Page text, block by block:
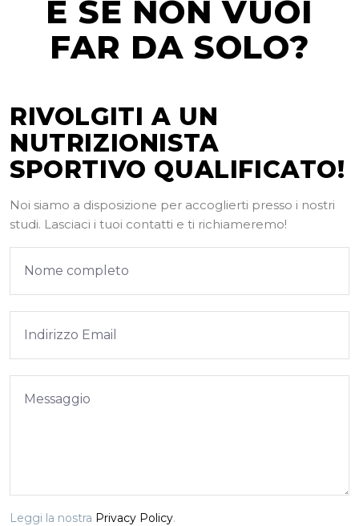
E SE NON VUOI
FAR DA SOLO?
RIVOLGITI A UN
NUTRIZIONISTA
SPORTIVO QUALIFICATO!
Noi siamo a disposizione per accoglierti presso i nostri
studi. Lasciaci i tuoi contatti e ti richiameremo!
Leggi la nostra Privacy Policy.